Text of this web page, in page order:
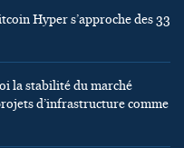
Hyper s’approche des 33
la stabilité du marché
d’infrastructure comme